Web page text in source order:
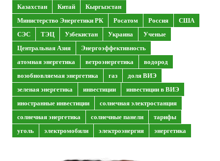
Казахстан
Китай
Кыргызстан
Министерство Энергетики РК
Росатом Россия
США
СЭС
ТЭЦ Узбекистан Украина
Ученые
Центральная Азия
Энергоэффективность
атомная энергетика
ветроэнергетика
водород
возобновляемая энергетика
газ
доля ВИЭ
зеленая энергетика
инвестиции
инвестиции в ВИЭ
иностранные инвестиции
солнечная электростанция
солнечная энергетика
солнечные панели
тарифы
уголь
электромобили электроэнергия энергетика